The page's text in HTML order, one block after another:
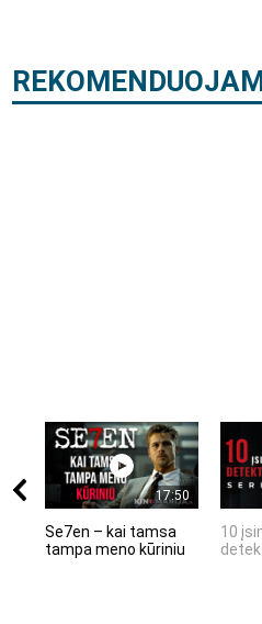
17:50
Se7en – kai tamsa
tampa meno kūriniu
10